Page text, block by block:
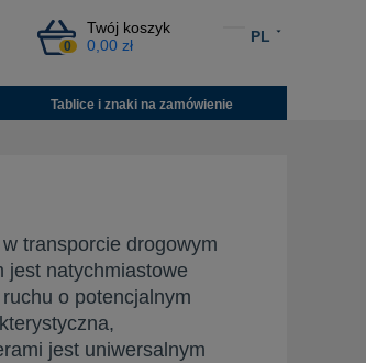
Twój koszyk
0 0,00 zł
PL
Tablice i znaki na zamówienie
transporcie drogowym
jest natychmiastowe
o potencjalnym
jest uniwersalnym